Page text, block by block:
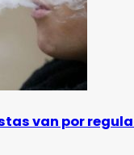
van por